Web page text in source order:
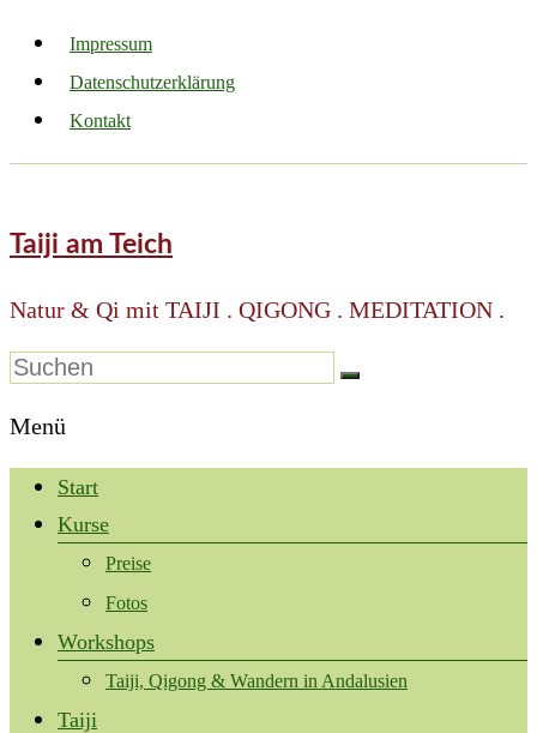
Impressum
Datenschutzerklärung
Kontakt
Taiji am Teich
Natur & Qi mit TAIJI . QIGONG . MEDITATION .
Menü
Start
Kurse
Preise
Fotos
Workshops
Taiji, Qigong & Wandern in Andalusien
Taiji